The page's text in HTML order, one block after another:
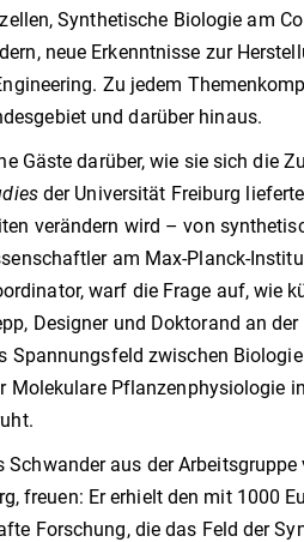
Synthetische Biologie am
neue Erkenntnisse zur
Zu jedem
und darüber hinaus.
Gäste darüber, wie sie sich die
der Universität Freiburg
verändern wird – von
am Max-Planck-
warf die Frage auf, wie
Designer und Doktorand an der
zwischen
Molekulare Pflanzenphysiologie
aus der
freuen: Er erhielt den mit 1000
Forschung, die das Feld der